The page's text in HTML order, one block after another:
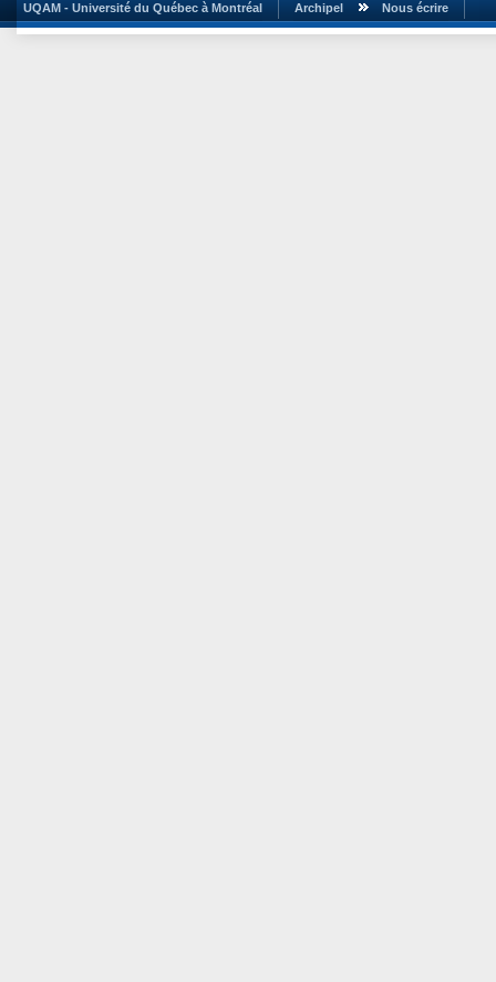
UQAM - Université du Québec à Montréal Archipel Nous écrire